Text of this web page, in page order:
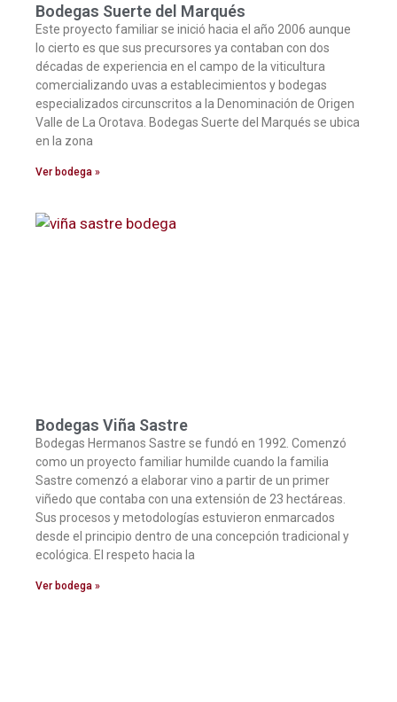
Bodegas Suerte del Marqués
Este proyecto familiar se inició hacia el año 2006 aunque
lo cierto es que sus precursores ya contaban con dos
décadas de experiencia en el campo de la viticultura
comercializando uvas a establecimientos y bodegas
especializados circunscritos a la Denominación de Origen
Valle de La Orotava. Bodegas Suerte del Marqués se ubica
en la zona
Ver bodega »
Bodegas Viña Sastre
Bodegas Hermanos Sastre se fundó en 1992. Comenzó
como un proyecto familiar humilde cuando la familia
Sastre comenzó a elaborar vino a partir de un primer
viñedo que contaba con una extensión de 23 hectáreas.
Sus procesos y metodologías estuvieron enmarcados
desde el principio dentro de una concepción tradicional y
ecológica. El respeto hacia la
Ver bodega »